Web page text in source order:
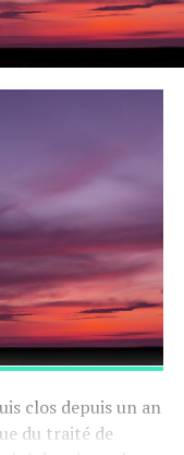
clos depuis un an
du traité de